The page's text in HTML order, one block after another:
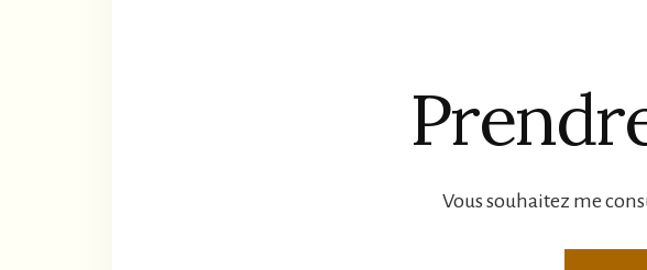
Vous souhaitez me